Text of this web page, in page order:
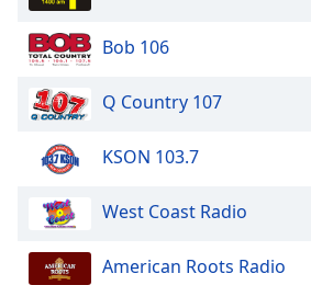
Bob 106
Q Country 107
KSON 103.7
West Coast Radio
American Roots Radio